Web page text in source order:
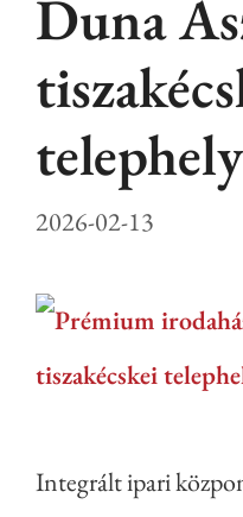
Duna
2026-02-13
Integrált ipari